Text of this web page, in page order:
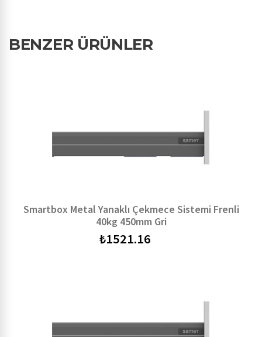
BENZER ÜRÜNLER
Smartbox Metal Yanaklı Çekmece Sistemi Frenli
40kg 450mm Gri
₺1521.16